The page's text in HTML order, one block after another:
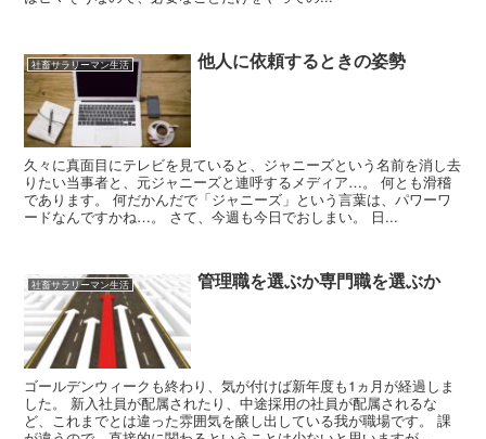
社畜サラリーマン生活 他人に依頼するときの姿勢
久々に真面目にテレビを見ていると、ジャニーズという名前を消し去
りたい当事者と、元ジャニーズと連呼するメディア…。 何とも滑稽
であります。 何だかんだで「ジャニーズ」という言葉は、パワーワ
ードなんですかね…。 さて、今週も今日でおしまい。 日...
社畜サラリーマン生活 管理職を選ぶか専門職を選ぶか
ゴールデンウィークも終わり、気が付けば新年度も1ヵ月が経過しま
した。 新入社員が配属されたり、中途採用の社員が配属されるな
ど、これまでとは違った雰囲気を醸し出している我が職場です。 課